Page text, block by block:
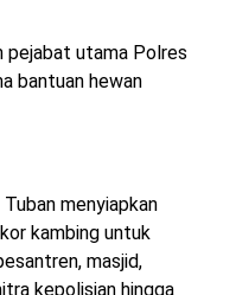
pejabat utama Polres
bantuan hewan
menyiapkan
kambing untuk
masjid,
kepolisian hingga